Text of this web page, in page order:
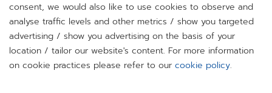
consent, we would also like to use cookies to observe and
analyse traffic levels and other metrics / show you targeted
advertising / show you advertising on the basis of your
location / tailor our website's content. For more information
on cookie practices please refer to our cookie policy.
เกี่ยวกับเรา
ข้อมูลบริษัท
นักลงทุนสัมพันธ์
การรักษาความปลอดภัยทางไซเบอร์
ห้องข่าว
บล็อก
กิจกรรม